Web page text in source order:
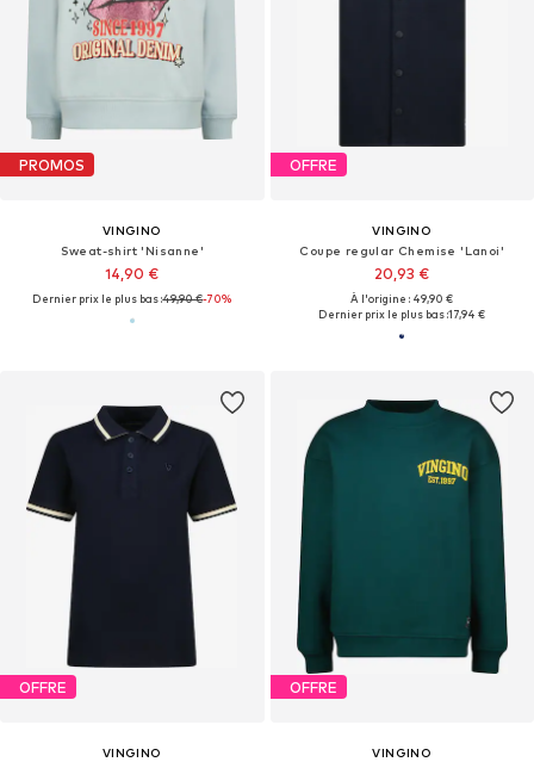
PROMOS
VINGINO
Sweat-shirt 'Nisanne'
14,90 €
Dernier prix le plus bas :49,90 €-70%
OFFRE
VINGINO
Coupe regular Chemise 'Lanoi'
20,93 €
À l'origine : 49,90 €
Dernier prix le plus bas :17,94 €
OFFRE
VINGINO
OFFRE
VINGINO